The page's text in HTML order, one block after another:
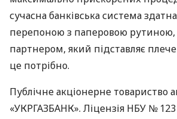
сучасна банківська система
перепоною з паперовою
партнером, який підставляє
це потрібно.
Публічне акціонерне товариство
«УКРГАЗБАНК». Ліцензія НБУ № 123